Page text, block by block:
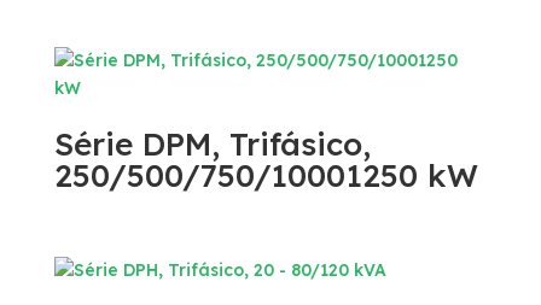
Série DPM, Trifásico,
250/500/750/10001250 kW